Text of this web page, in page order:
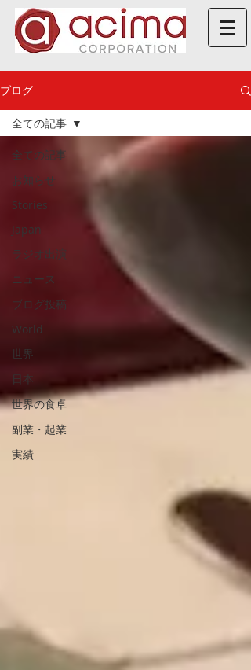
ブログ
全ての記事
お知らせ
Stories
Japan
ラジオ出演
ニュース
ブログ投稿
World
世界
日本
世界の食卓
副業・起業
実績
全ての記事